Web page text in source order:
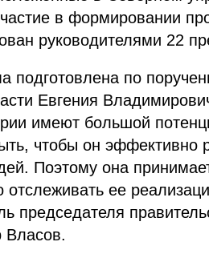
в формировании
руководителями 22
подготовлена по
Евгения
имеют большой
чтобы он эффективно
Поэтому она
отслеживать ее
председателя
Власов.